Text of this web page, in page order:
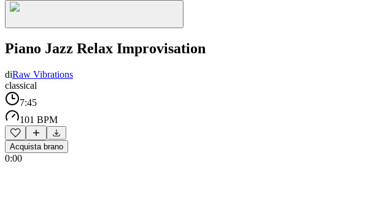
Piano Jazz Relax Improvisation
diRaw Vibrations
classical
7:45
101 BPM
Acquista brano
0:00